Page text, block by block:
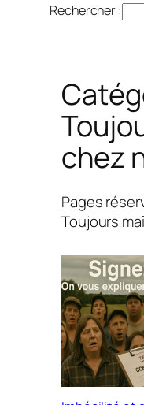
Rechercher :
e
r
c
h
e
chez
Pages
Toujours